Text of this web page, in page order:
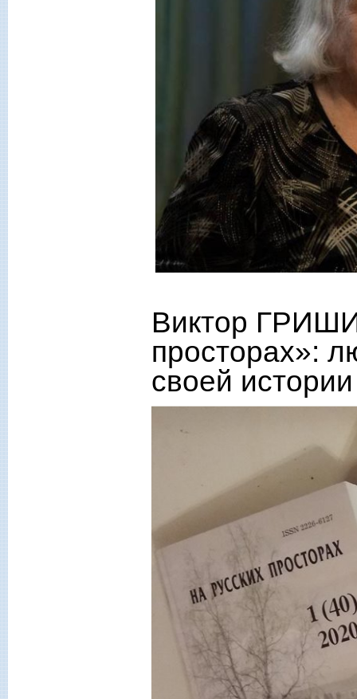
Виктор
просторах»:
своей истории